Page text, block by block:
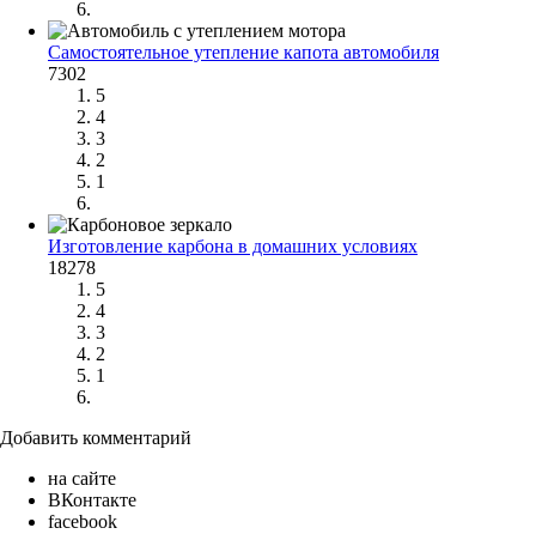
Самостоятельное утепление капота автомобиля
7302
5
4
3
2
1
Изготовление карбона в домашних условиях
18278
5
4
3
2
1
Добавить комментарий
на сайте
ВКонтакте
facebook